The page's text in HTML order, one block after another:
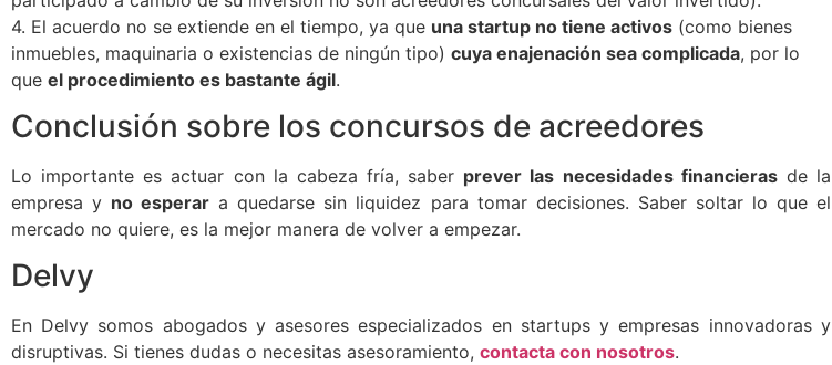
4. El acuerdo no se extiende en el tiempo, ya que una startup no tiene activos (como bienes
inmuebles, maquinaria o existencias de ningún tipo) cuya enajenación sea complicada, por lo
que el procedimiento es bastante ágil.
Conclusión sobre los concursos de acreedores
Lo importante es actuar con la cabeza fría, saber prever las necesidades financierasde la
empresa y no esperar a quedarse sin liquidez para tomar decisiones. Saber soltar lo que el
mercado no quiere, es la mejor manera de volver a empezar.
Delvy
En Delvy somos abogados y asesores especializados en startups y empresas innovadoras y
disruptivas. Si tienes dudas o necesitas asesoramiento, contacta con nosotros.